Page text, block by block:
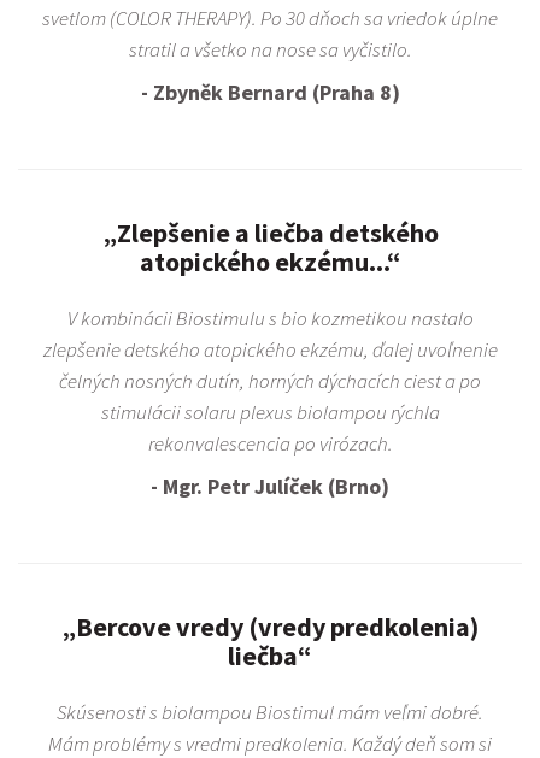
svetlom (COLOR THERAPY). Po 30 dňoch sa vriedok úplne
stratil a všetko na nose sa vyčistilo.
- Zbyněk Bernard (Praha 8)
„Zlepšenie a liečba detského
atopického ekzému...“
V kombinácii Biostimulu s bio kozmetikou nastalo
zlepšenie detského atopického ekzému, ďalej uvoľnenie
čelných nosných dutín, horných dýchacích ciest a po
stimulácii solaru plexus biolampou rýchla
rekonvalescencia po virózach.
- Mgr. Petr Julíček (Brno)
„Bercove vredy (vredy predkolenia)
liečba“
Skúsenosti s biolampou Biostimul mám veľmi dobré.
Mám problémy s vredmi predkolenia. Každý deň som si